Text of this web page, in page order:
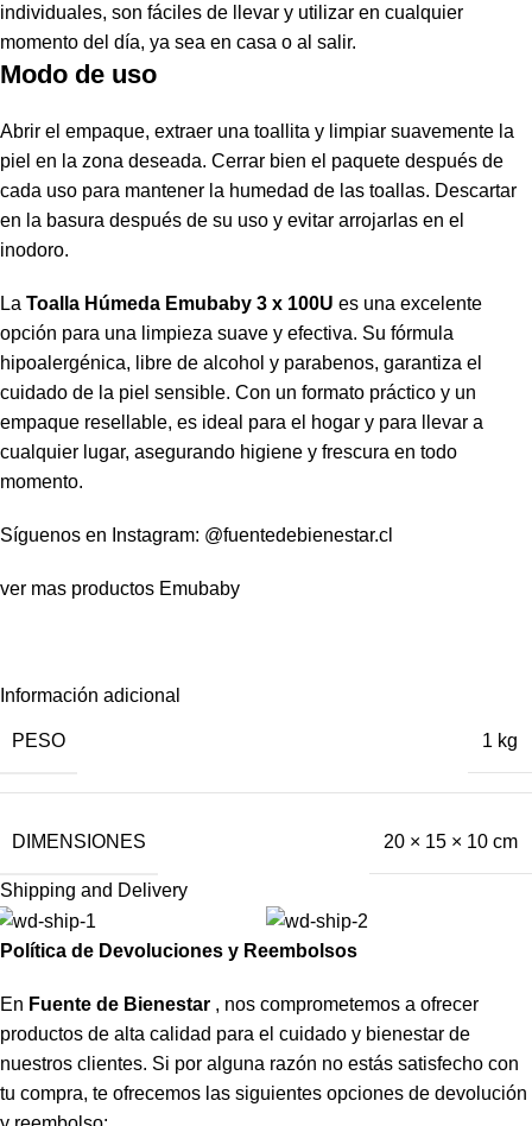
individuales, son fáciles de llevar y utilizar en cualquier
momento del día, ya sea en casa o al salir.
Modo de uso
Abrir el empaque, extraer una toallita y limpiar suavemente la
piel en la zona deseada. Cerrar bien el paquete después de
cada uso para mantener la humedad de las toallas. Descartar
en la basura después de su uso y evitar arrojarlas en el
inodoro.
La Toalla Húmeda Emubaby 3 x 100U es una excelente
opción para una limpieza suave y efectiva. Su fórmula
hipoalergénica, libre de alcohol y parabenos, garantiza el
cuidado de la piel sensible. Con un formato práctico y un
empaque resellable, es ideal para el hogar y para llevar a
cualquier lugar, asegurando higiene y frescura en todo
momento.
Síguenos en Instagram: @fuentedebienestar.cl
ver mas productos Emubaby
Información adicional
PESO 1 kg
DIMENSIONES 20 × 15 × 10 cm
Shipping and Delivery
Política de Devoluciones y Reembolsos
En Fuente de Bienestar , nos comprometemos a ofrecer
productos de alta calidad para el cuidado y bienestar de
nuestros clientes. Si por alguna razón no estás satisfecho con
tu compra, te ofrecemos las siguientes opciones de devolución